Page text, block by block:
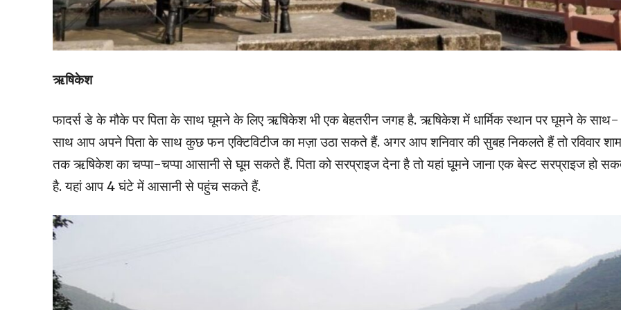
ऋषिकेश
फादर्स डे के मौके पर पिता के साथ घूमने के लिए ऋषिकेश भी एक बेहतरीन जगह है. ऋषिकेश में धार्मिक स्थान पर घूमने के साथ-
साथ आप अपने पिता के साथ कुछ फन एक्टिविटीज का मज़ा उठा सकते हैं. अगर आप शनिवार की सुबह निकलते हैं तो रविवार शाम
तक ऋषिकेश का चप्पा-चप्पा आसानी से घूम सकते हैं. पिता को सरप्राइज देना है तो यहां घूमने जाना एक बेस्ट सरप्राइज हो
है. यहां आप 4 घंटे में आसानी से पहुंच सकते हैं.